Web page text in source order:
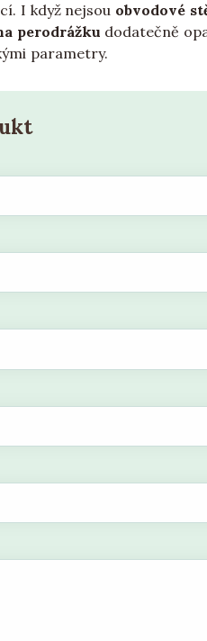
I když nejsou obvodové
perodrážku dodatečně
parametry.